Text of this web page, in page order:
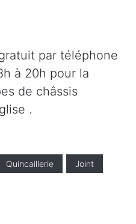
par téléphone
à 20h pour la
de châssis
.
Quincaillerie Joint